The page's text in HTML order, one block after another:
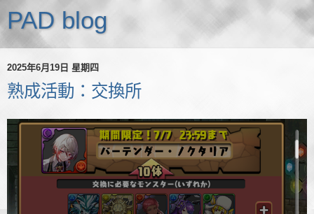
PAD blog
2025年6月19日 星期四
熟成活動：交換所